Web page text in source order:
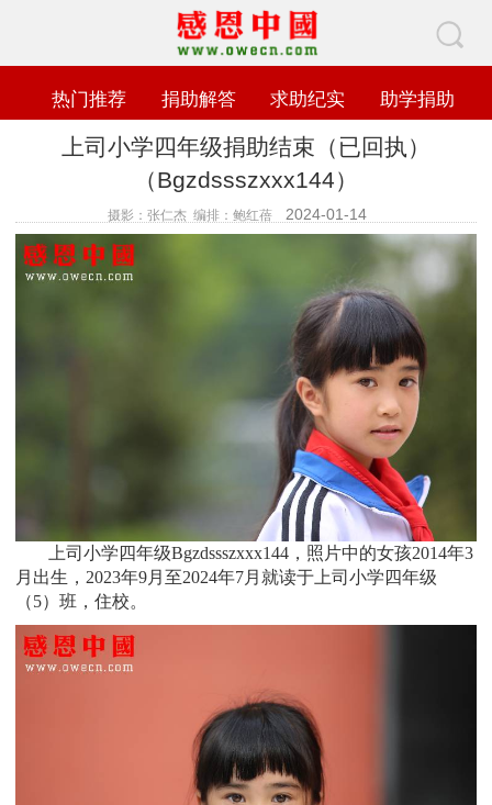
热门推荐 捐助解答 求助纪实 助学捐助
上司小学四年级捐助结束（已回执）
（Bgzdssszxxx144）
摄影：张仁杰 编排：鲍红蓓 2024-01-14
查看数
上司小学四年级Bgzdssszxxx144，照片中的女孩2014年3
月 出生，2023年9月至2024年7月 就读于上司小学四年级
（5）班 ，住校。